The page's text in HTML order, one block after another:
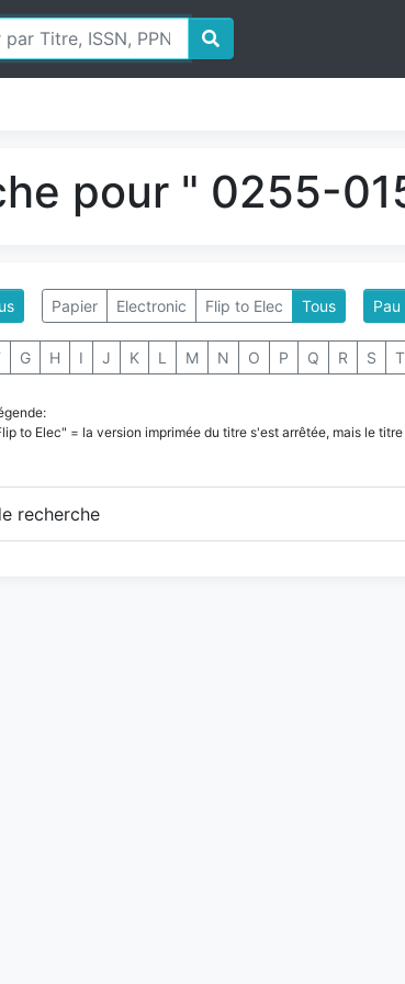
pour " 0255-
Papier Electronic Flip to Elec Tous Pau
G H I J K L M N O P Q R S T
to Elec" = la version imprimée du titre s'est arrêtée, mais le
recherche